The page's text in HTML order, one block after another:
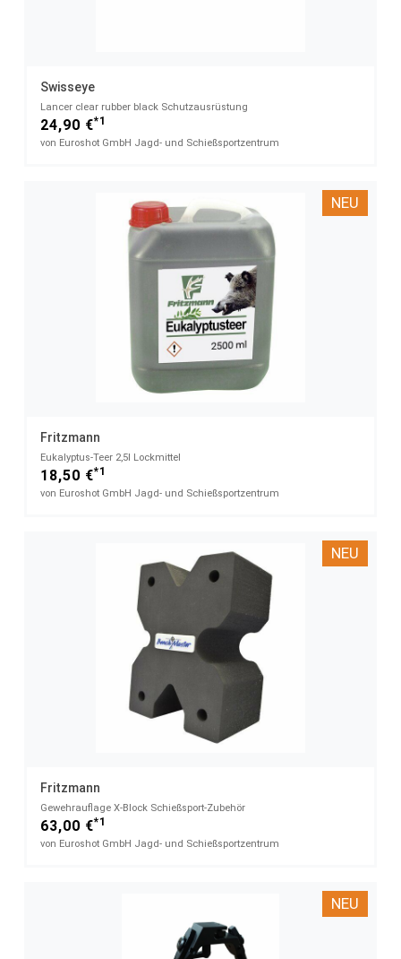
Swisseye
Lancer clear​ rubber black Schutzausrüstung
24,90 €*1
von Euroshot GmbH Jagd- und Schießsportzentrum
NEU
Fritzmann
Eukalyptus-Teer​ 2,5l Lockmittel
18,50 €*1
von Euroshot GmbH Jagd- und Schießsportzentrum
NEU
Fritzmann
Gewehrauflage X-Block​ Schießsport-Zubehör
63,00 €*1
von Euroshot GmbH Jagd- und Schießsportzentrum
NEU